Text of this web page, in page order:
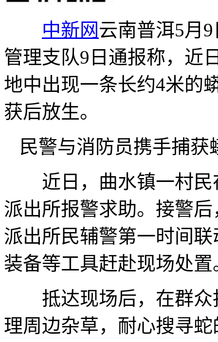
中新网云南普洱5月
管理支队9日通报称，近
地中出现一条长约4米的
获后放生。
民警与消防员携手捕获
近日，曲水镇一村民
派出所报警求助。接警
派出所民辅警第一时间
装备等工具赶赴现场处置
抵达现场后，在群众
理周边杂草，耐心搜寻